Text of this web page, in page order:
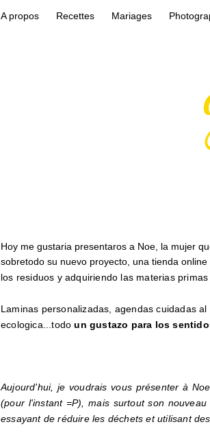
A propos Recettes Mariages
Hoy me gustaria presentaros a Noe, la mujer
sobretodo su nuevo proyecto, una tienda
los residuos y adquiriendo las materias
Laminas personalizadas, agendas cuidadas
ecologica...todoun gustazo para los
Aujourd'hui, je voudrais vous présenter à
(pour l'instant =P), mais surtout son
essayant de réduire les déchets et utilisant